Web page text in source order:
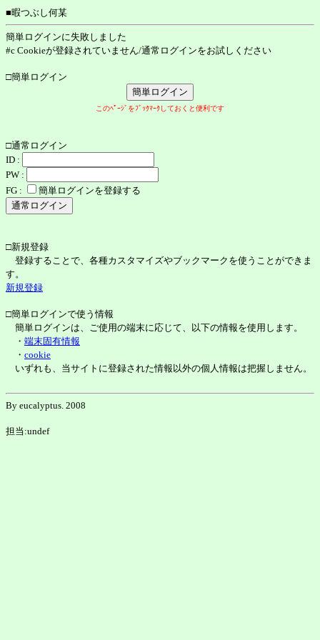
■暇つぶし何某
簡単ログインに失敗しました
#c Cookieが登録されていません/通常ログインをお試しください
□簡単ログイン
このﾍﾟｰｼﾞをﾌﾞｯｸﾏｰｸしておくと便利です
□通常ログイン
ID :
PW :
FG :
簡単ログインを登録する
□新規登録
登録することで、各種カスタマイズやブックマークを使うことができま
す。
新規登録
□簡単ログインで使う情報
簡単ログインは、ご使用の端末に応じて、以下の情報を使用します。
・ 端末固有情報
・ cookie
いずれも、当サイトに登録された情報以外の個人情報は把握しません。
By eucalyptus. 2008
担当:undef